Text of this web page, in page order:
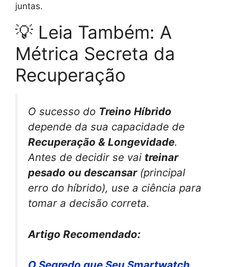
juntas.
💡 Leia Também: A
Métrica Secreta da
Recuperação
O sucesso do Treino Híbrido
depende da sua capacidade de
Recuperação & Longevidade.
Antes de decidir se vai treinar
pesado ou descansar(principal
erro do híbrido), use a ciência para
tomar a decisão correta.
Artigo Recomendado: